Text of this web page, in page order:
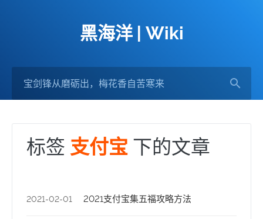
黑海洋 | Wiki
标签 支付宝 下的文章
2021-02-01 2021支付宝集五福攻略方法